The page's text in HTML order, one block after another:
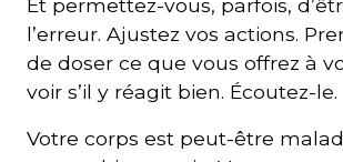
Et permettez-vous, parfois,
l’erreur. Ajustez vos actions.
de doser ce que vous offrez à
voir s’il y réagit bien. Écoutez-le.
Votre corps est peut-être